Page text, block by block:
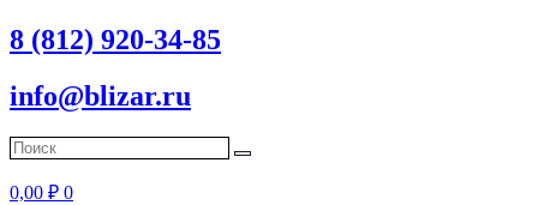
8 (812) 920-34-85
info@blizar.ru
0,00 ₽ 0